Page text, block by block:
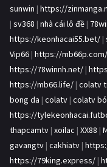
sunwin | https://
| sv368 | nhà cái lô đề |
https://keonhacai55.bet/ |
Vip66 | https://mb66p.com/
https://78winnh.net/ |
https://mb66.life/ | colatv
bong da | colatv | colatv
https://
thapcamtv | xoilac | XX88 |
gavangtv | cakhiatv |
https://79king.express/ |